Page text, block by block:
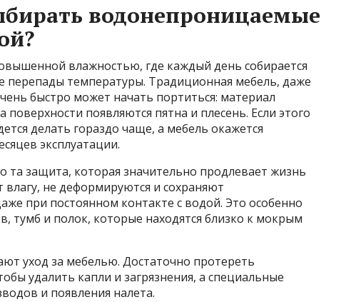
водонепроницаемые
влажностью, где каждый день собирается
перепады температуры. Традиционная мебель, даже
быстро может начать портиться: материал
поверхности появляются пятна и плесень. Если этого
делать гораздо чаще, а мебель окажется
эксплуатации.
защита, которая значительно продлевает жизнь
не деформируются и сохраняют
при постоянном контакте с водой. Это особенно
тумб и полок, которые находятся близко к мокрым
уход за мебелью. Достаточно протереть
удалить капли и загрязнения, а специальные
и появления налета.